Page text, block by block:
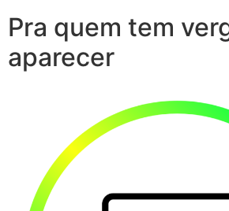
Pra quem tem
aparecer